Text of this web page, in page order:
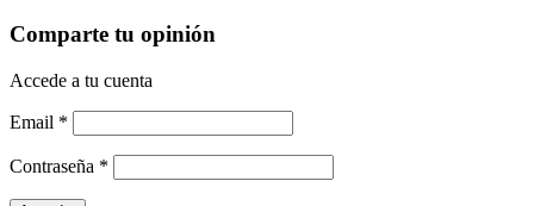
Comparte tu opinión
Accede a tu cuenta
Email *
Contraseña *